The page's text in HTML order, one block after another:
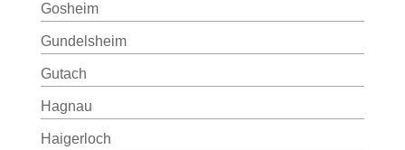
Gosheim
Gundelsheim
Gutach
Hagnau
Haigerloch